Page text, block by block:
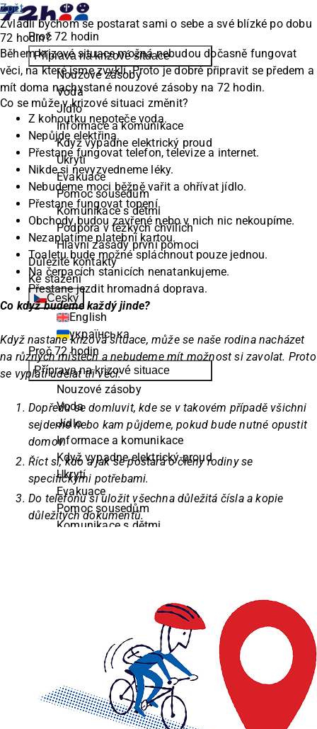
Proč 72 hodin
Příprava na krizové situace
Nouzové zásoby
Voda
Jídlo
Informace a komunikace
Když vypadne elektrický proud
Ukrytí
Evakuace
Pomoc sousedům
Komunikace s dětmi
Podpora v těžkých chvílích
Hlavní zásady první pomoci
Důležité kontakty
Ke stažení
Česky
English
українська
Proč 72 hodin
Příprava na krizové situace
Nouzové zásoby
Voda
Jídlo
Informace a komunikace
Když vypadne elektrický proud
Ukrytí
Evakuace
Pomoc sousedům
Komunikace s dětmi
українська
Zpět
Zvládli bychom se postarat sami o sebe a své blízké po dobu
72 hodin?
Během krizové situace možná nebudou dočasně fungovat
věci, na které jsme zvyklí. Proto je dobré připravit se předem a
mít doma nachystané nouzové zásoby na 72 hodin.
Co se může v krizové situaci změnit?
Z kohoutku nepoteče voda.
Nepůjde elektřina.
Přestane fungovat telefon, televize a internet.
Nikde si nevyzvedneme léky.
Nebudeme moci běžně vařit a ohřívat jídlo.
Přestane fungovat topení.
Obchody budou zavřené nebo v nich nic nekoupíme.
Nezaplatíme platební kartou.
Toaletu bude možné spláchnout pouze jednou.
Na čerpacích stanicích nenatankujeme.
Přestane jezdit hromadná doprava.
Co když budeme každý jinde?
Když nastane krizová situace, může se naše rodina nacházet
na různých místech a nebudeme mít možnost si zavolat. Proto
se vyplatí udělat tři věci:
Dopředu se domluvit, kde se v takovém případě všichni
sejdeme nebo kam půjdeme, pokud bude nutné opustit
domov.
Říct si, kdo a jak se postará o členy rodiny se
specifickými potřebami.
Do telefonu si uložit všechna důležitá čísla a kopie
důležitých dokumentů.